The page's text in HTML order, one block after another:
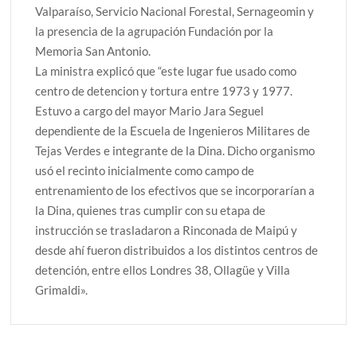
Valparaíso, Servicio Nacional Forestal, Sernageomin y
la presencia de la agrupación Fundación por la
Memoria San Antonio.
La ministra explicó que “este lugar fue usado como
centro de detencion y tortura entre 1973 y 1977.
Estuvo a cargo del mayor Mario Jara Seguel
dependiente de la Escuela de Ingenieros Militares de
Tejas Verdes e integrante de la Dina. Dicho organismo
usó el recinto inicialmente como campo de
entrenamiento de los efectivos que se incorporarían a
la Dina, quienes tras cumplir con su etapa de
instrucción se trasladaron a Rinconada de Maipú y
desde ahí fueron distribuidos a los distintos centros de
detención, entre ellos Londres 38, Ollagüe y Villa
Grimaldi».